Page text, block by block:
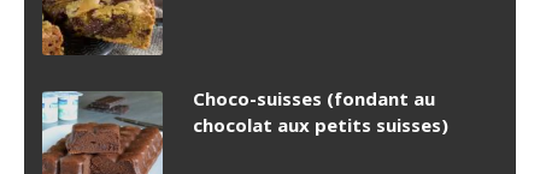
Choco-suisses (fondant au
chocolat aux petits suisses)